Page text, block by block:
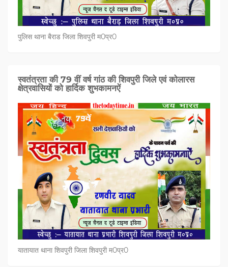
पुलिस थाना बैराड जिला शिवपुरी म0प्र0
स्वतंत्रता की 79 वीं वर्ष गांठ की शिवपुरी जिले एवं कोलारस
क्षेत्रवासियों को हार्दिक शुभकामनऐं
यातायात थाना शिवपुरी जिला शिवपुरी म0प्र0